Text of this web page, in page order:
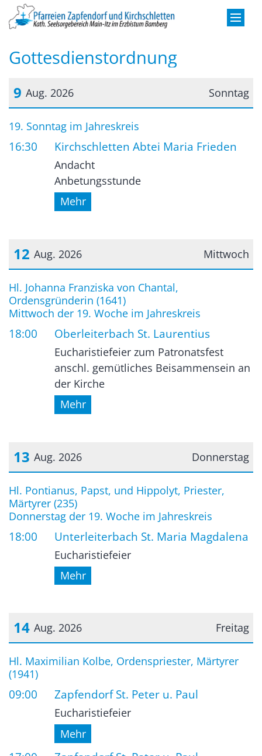
Zum Inhalt springen
Gottesdienstordnung
Sonntag
9 Aug. 2026
Datum: 9. August 2026
19. Sonntag im Jahreskreis
16:30 Kirchschletten Abtei Maria Frieden
Andacht
Anbetungsstunde
Mehr
Mittwoch
12 Aug. 2026
Datum: 12. August 2026
Hl. Johanna Franziska von Chantal,
Ordensgründerin (1641)
Mittwoch der 19. Woche im Jahreskreis
18:00 Oberleiterbach St. Laurentius
Eucharistiefeier zum Patronatsfest
anschl. gemütliches Beisammensein an
der Kirche
Mehr
Donnerstag
13 Aug. 2026
Datum: 13. August 2026
Hl. Pontianus, Papst, und Hippolyt, Priester,
Märtyrer (235)
Donnerstag der 19. Woche im Jahreskreis
18:00 Unterleiterbach St. Maria Magdalena
Eucharistiefeier
Mehr
Freitag
14 Aug. 2026
Datum: 14. August 2026
Hl. Maximilian Kolbe, Ordenspriester, Märtyrer
(1941)
09:00 Zapfendorf St. Peter u. Paul
Eucharistiefeier
Mehr